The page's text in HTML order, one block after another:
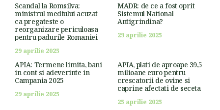
Scandal la Romsilva:
ministrul mediului acuzat
ca pregateste o
reorganizare periculoasa
pentru padurile Romaniei
29 aprilie 2025
MADR: de ce a fost oprit
Sistemul National
Antigrindina?
29 aprilie 2025
APIA: Termene limita, bani
in cont si adeverinte in
Campania 2025
29 aprilie 2025
APIA, plati de aproape 39,5
milioane euro pentru
crescatorii de ovine si
caprine afectati de seceta
25 aprilie 2025